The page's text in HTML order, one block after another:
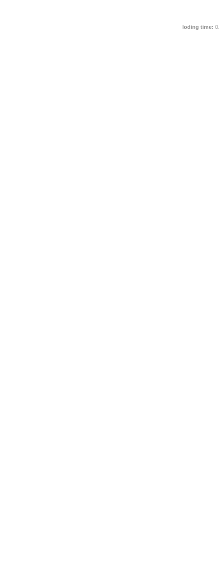
loding time: